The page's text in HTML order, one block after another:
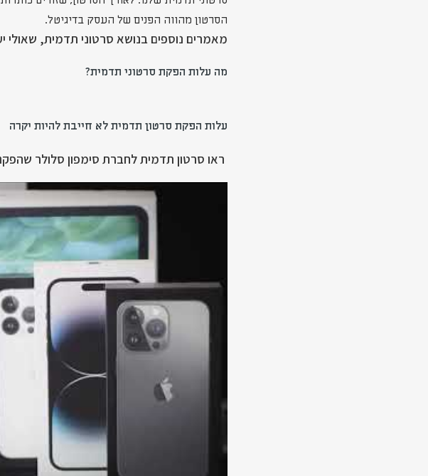
הסרטון מהווה הפנים של העסק בדיגיטל.
מאמרים נוספים בנושא סרטוני תדמית, שאולי
מה עלות הפקת סרטוני תדמית?
עלות הפקת סרטון תדמית לא חייבת להיות יקרה
ראו סרטון תדמית לחברת סימפון סלולר